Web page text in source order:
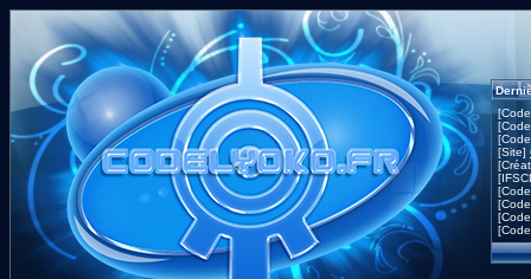
[Site]